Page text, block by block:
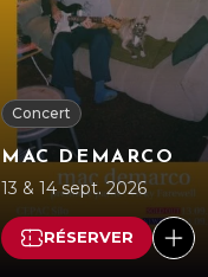
Concert
MAC DEMARCO
13 & 14 sept. 2026
RÉSERVER